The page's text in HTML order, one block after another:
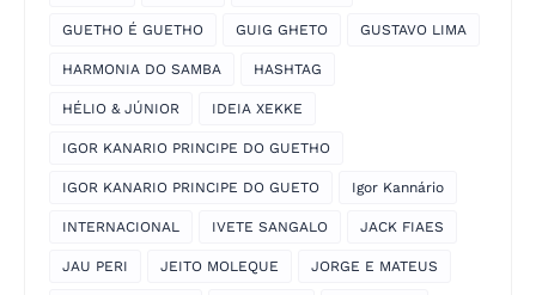
GUETHO É GUETHO GUIG GHETO GUSTAVO LIMA
HARMONIA DO SAMBA HASHTAG
HÉLIO & JÚNIOR IDEIA XEKKE
IGOR KANARIO PRINCIPE DO GUETHO
IGOR KANARIO PRINCIPE DO GUETO Igor Kannário
INTERNACIONAL IVETE SANGALO JACK FIAES
JAU PERI JEITO MOLEQUE JORGE E MATEUS